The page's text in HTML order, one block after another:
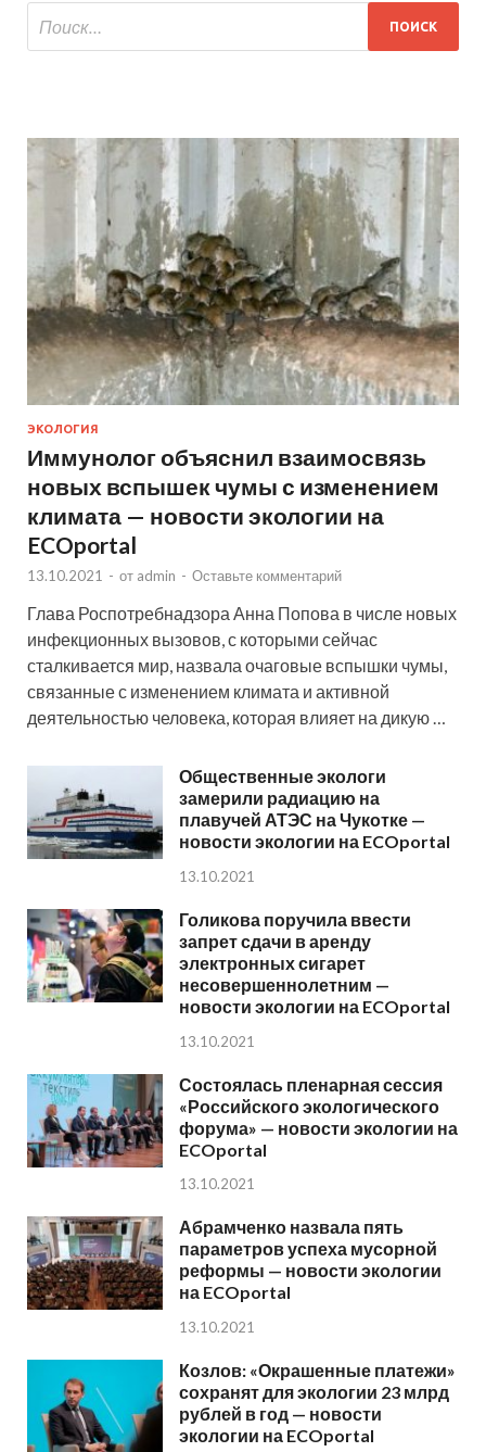
ЭКОЛОГИЯ
Иммунолог объяснил взаимосвязь
новых вспышек чумы с изменением
климата — новости экологии на
ECOportal
13.10.2021 - от admin - Оставьте комментарий
Глава Роспотребнадзора Анна Попова в числе новых
инфекционных вызовов, с которыми сейчас
сталкивается мир, назвала очаговые вспышки чумы,
связанные с изменением климата и активной
деятельностью человека, которая влияет на дикую …
Общественные экологи
замерили радиацию на
плавучей АТЭС на Чукотке —
новости экологии на ECOportal
13.10.2021
Голикова поручила ввести
запрет сдачи в аренду
электронных сигарет
несовершеннолетним —
новости экологии на ECOportal
13.10.2021
Состоялась пленарная сессия
«Российского экологического
форума» — новости экологии на
ECOportal
13.10.2021
Абрамченко назвала пять
параметров успеха мусорной
реформы — новости экологии
на ECOportal
13.10.2021
Козлов: «Окрашенные платежи»
сохранят для экологии 23 млрд
рублей в год — новости
экологии на ECOportal